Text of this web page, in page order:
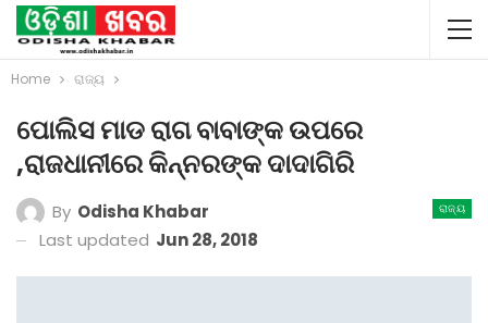
Home ରାଜ୍ୟ
ପୋଲିସ ମାଡ ରାଗ ବାବାଙ୍କ ଉପରେ
,ରାଜଧାନୀରେ କିନ୍ନରଙ୍କ ଦାଦାଗିରି
ରାଜ୍ୟ
By Odisha Khabar
Last updated Jun 28, 2018